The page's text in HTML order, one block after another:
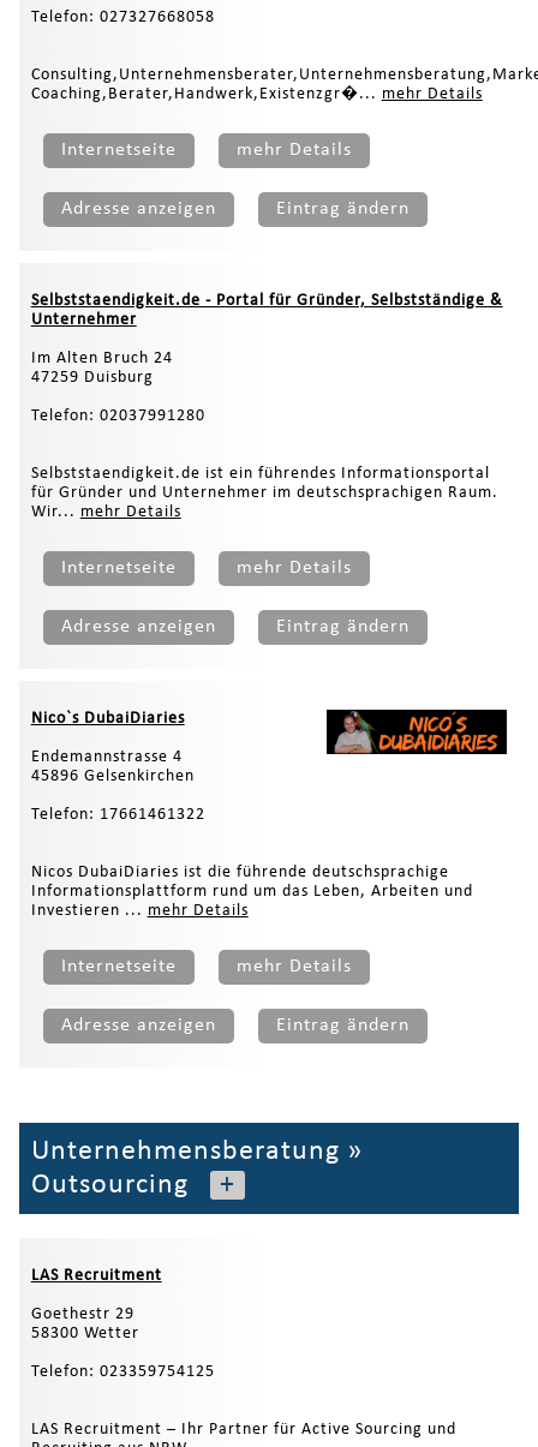
Telefon: 027327668058
Coaching,Berater,Handwerk,Existenzgr�... mehr Details
Internetseite mehr Details
Adresse anzeigen Eintrag ändern
Selbststaendigkeit.de - Portal für Gründer, Selbstständige &
Unternehmer
Im Alten Bruch 24
47259 Duisburg
Telefon: 02037991280
Selbststaendigkeit.de ist ein führendes Informationsportal
für Gründer und Unternehmer im deutschsprachigen Raum.
Wir... mehr Details
Internetseite mehr Details
Adresse anzeigen Eintrag ändern
Nico`s DubaiDiaries
Endemannstrasse 4
45896 Gelsenkirchen
Telefon: 17661461322
Nicos DubaiDiaries ist die führende deutschsprachige
Informationsplattform rund um das Leben, Arbeiten und
Investieren ... mehr Details
Internetseite mehr Details
Adresse anzeigen Eintrag ändern
Unternehmensberatung »
Outsourcing
+
LAS Recruitment
Goethestr 29
58300 Wetter
Telefon: 023359754125
LAS Recruitment – Ihr Partner für Active Sourcing und